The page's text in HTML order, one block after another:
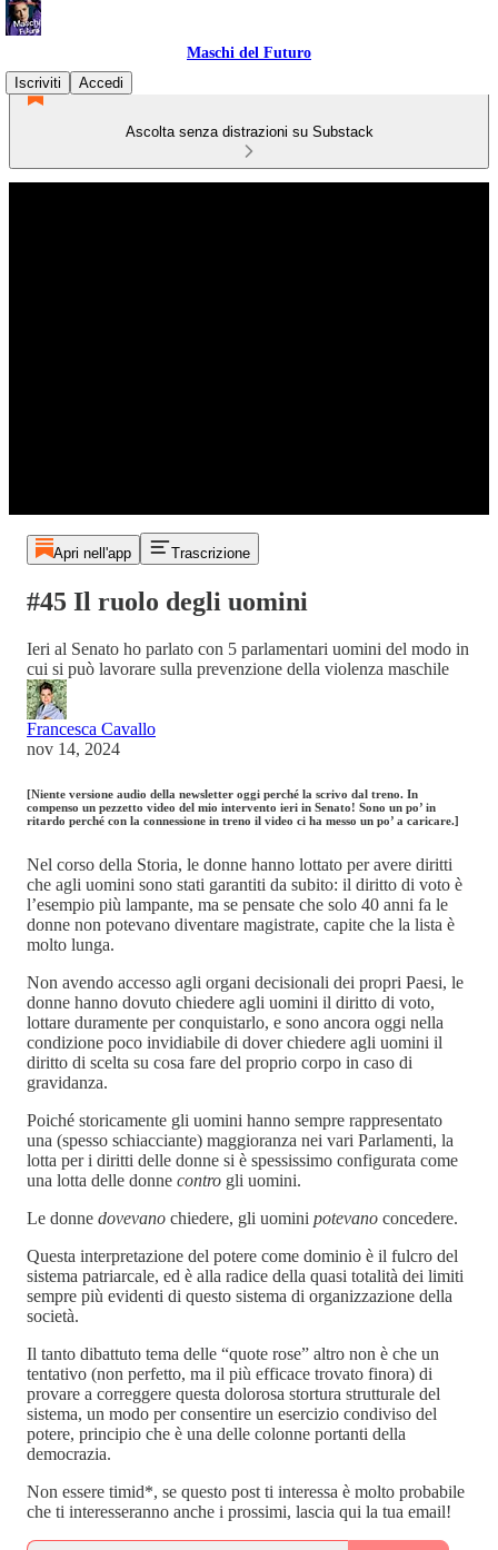
Maschi del Futuro
Iscriviti
Accedi
Ascolta senza distrazioni su Substack
Apri nell'app Trascrizione
#45 Il ruolo degli uomini
Ieri al Senato ho parlato con 5 parlamentari uomini del modo in
cui si può lavorare sulla prevenzione della violenza maschile
Francesca Cavallo
nov 14, 2024
[Niente versione audio della newsletter oggi perché la scrivo dal treno. In
compenso un pezzetto video del mio intervento ieri in Senato! Sono un po’ in
ritardo perché con la connessione in treno il video ci ha messo un po’ a caricare.]
Nel corso della Storia, le donne hanno lottato per avere diritti
che agli uomini sono stati garantiti da subito: il diritto di voto è
l’esempio più lampante, ma se pensate che solo 40 anni fa le
donne non potevano diventare magistrate, capite che la lista è
molto lunga.
Non avendo accesso agli organi decisionali dei propri Paesi, le
donne hanno dovuto chiedere agli uomini il diritto di voto,
lottare duramente per conquistarlo, e sono ancora oggi nella
condizione poco invidiabile di dover chiedere agli uomini il
diritto di scelta su cosa fare del proprio corpo in caso di
gravidanza.
Poiché storicamente gli uomini hanno sempre rappresentato
una (spesso schiacciante) maggioranza nei vari Parlamenti, la
lotta per i diritti delle donne si è spessissimo configurata come
una lotta delle donne contro gli uomini.
Le donne dovevano chiedere, gli uomini potevano concedere.
Questa interpretazione del potere come dominio è il fulcro del
sistema patriarcale, ed è alla radice della quasi totalità dei limiti
sempre più evidenti di questo sistema di organizzazione della
società.
Il tanto dibattuto tema delle “quote rose” altro non è che un
tentativo (non perfetto, ma il più efficace trovato finora) di
provare a correggere questa dolorosa stortura strutturale del
sistema, un modo per consentire un esercizio condiviso del
potere, principio che è una delle colonne portanti della
democrazia.
Non essere timid*, se questo post ti interessa è molto probabile
che ti interesseranno anche i prossimi, lascia qui la tua email!